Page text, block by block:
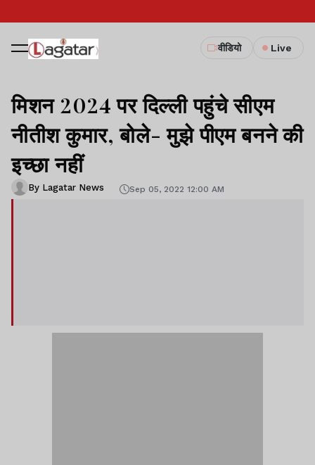
वीडियो Live
मिशन 2024 पर दिल्ली पहुंचे सीएम
नीतीश कुमार, बोले- मुझे पीएम बनने की
इच्छा नहीं
By Lagatar News Sep 05, 2022 12:00 AM